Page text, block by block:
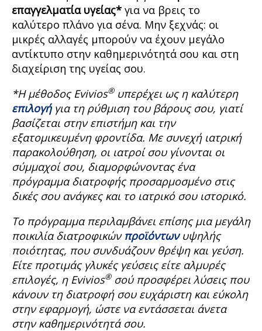
επαγγελματία υγείας* για να βρεις το
καλύτερο πλάνο για σένα. Μην ξεχνάς: οι
μικρές αλλαγές μπορούν να έχουν μεγάλο
αντίκτυπο στην καθημερινότητά σου και στη
διαχείριση της υγείας σου.
*Η μέθοδος Evivios®υπερέχει ως η καλύτερη
επιλογήγια τη ρύθμιση του βάρους σου, γιατί
βασίζεται στην επιστήμη και την
εξατομικευμένη φροντίδα. Με συνεχή ιατρική
παρακολούθηση, οι ιατροί σου γίνονται οι
σύμμαχοί σου, διαμορφώνοντας ένα
πρόγραμμα διατροφής προσαρμοσμένο στις
δικές σου ανάγκες και το ιατρικό σου ιστορικό.
Το πρόγραμμα περιλαμβάνει επίσης μια μεγάλη
ποικιλία διατροφικών προϊόντωνυψηλής
ποιότητας, που συνδυάζουν θρέψη και γεύση.
Είτε προτιμάς γλυκές γεύσεις είτε αλμυρές
επιλογές, η Evivios®σού προσφέρει λύσεις που
κάνουν τη διατροφή σου ευχάριστη και εύκολη
στην εφαρμογή, ώστε να εντάσσεται άνετα
στην καθημερινότητά σου.